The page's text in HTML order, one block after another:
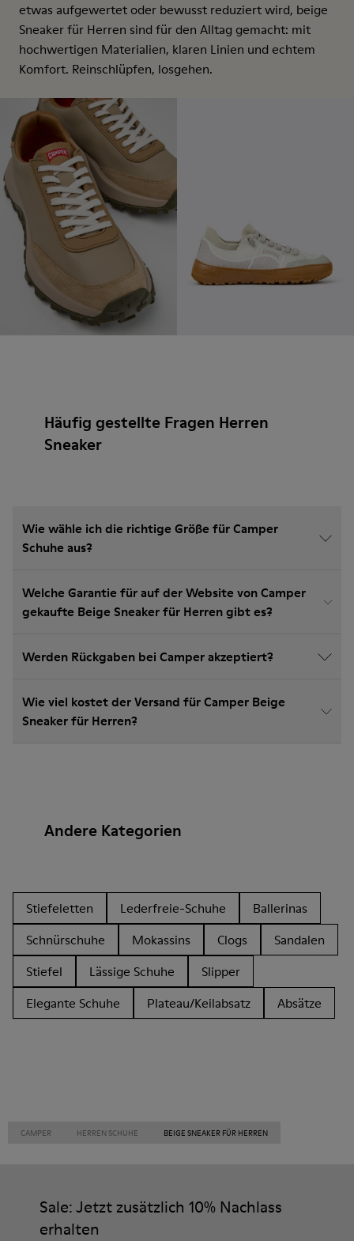
etwas aufgewertet oder bewusst reduziert wird, beige
Sneaker für Herren sind für den Alltag gemacht: mit
hochwertigen Materialien, klaren Linien und echtem
Komfort. Reinschlüpfen, losgehen.
Häufig gestellte Fragen Herren
Sneaker
Wie wähle ich die richtige Größe für Camper
Schuhe aus?
Welche Garantie für auf der Website von Camper
gekaufte Beige Sneaker für Herren gibt es?
Werden Rückgaben bei Camper akzeptiert?
Wie viel kostet der Versand für Camper Beige
Sneaker für Herren?
Andere Kategorien
Stiefeletten Lederfreie-Schuhe
Ballerinas
Schnürschuhe
Mokassins Clogs
Sandalen
Stiefel
Lässige Schuhe
Slipper
Elegante Schuhe
Plateau/Keilabsatz Absätze
CAMPER HERREN SCHUHE BEIGE SNEAKER FÜR HERREN
Sale: Jetzt zusätzlich 10% Nachlass
erhalten